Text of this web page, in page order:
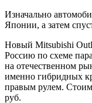
Изначально
Японии, а затем
Новый Mitsubishi
Россию по схеме
на отечественном
именно гибридных
правым рулем.
руб.